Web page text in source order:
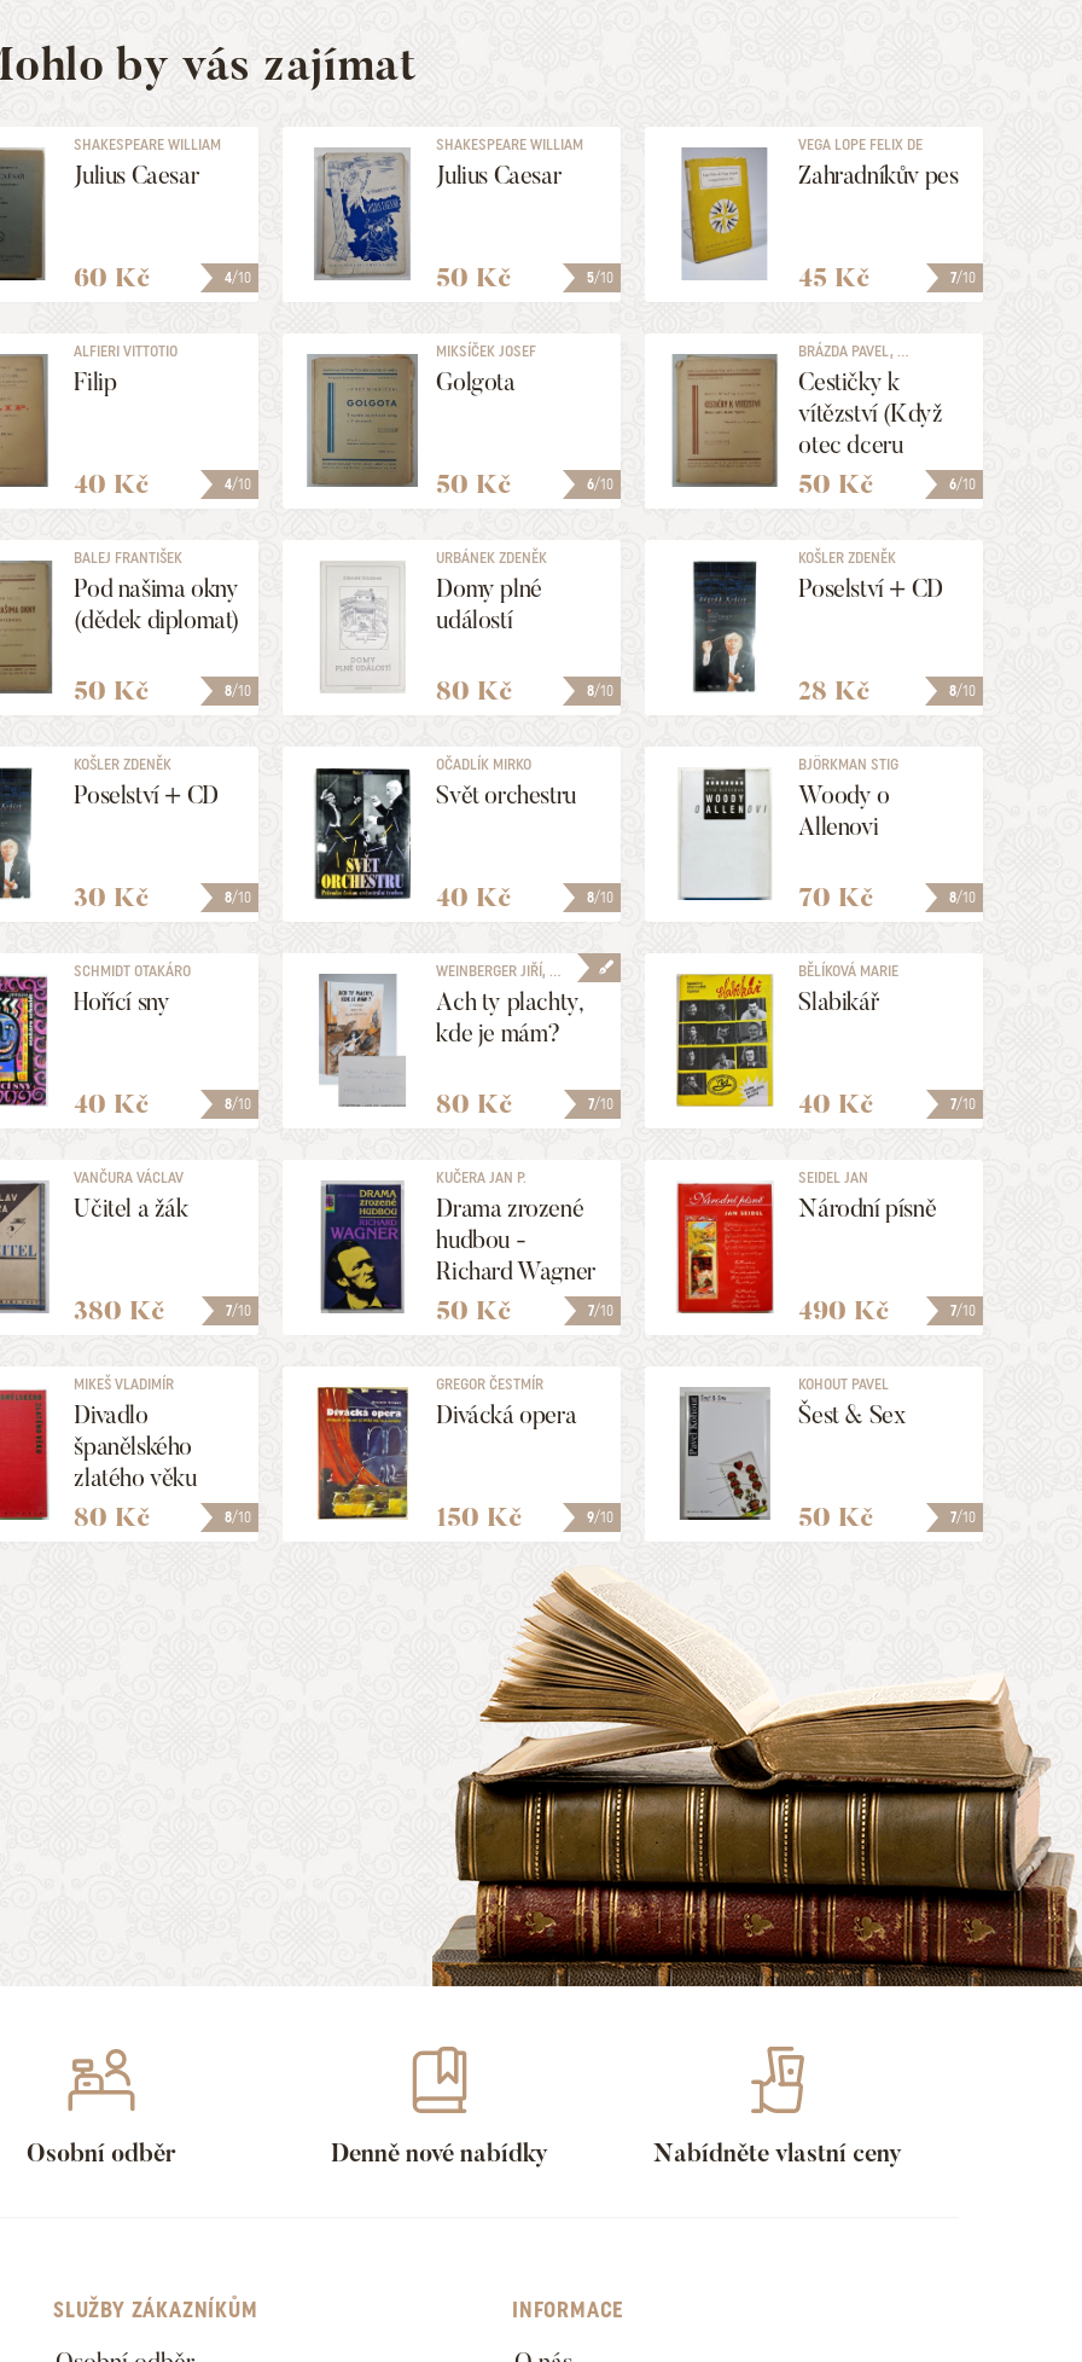
by vás zajímat
4/10
SHAKESPEARE WILLIAM
Julius Caesar
60 Kč 5/10
SHAKESPEARE WILLIAM
Julius Caesar
50 Kč 7/10
VEGA LOPE FELIX DE
Zahradníkův pes
45 Kč
4/10
ALFIERI VITTOTIO
Filip
40 Kč 6/10
MIKSÍČEK JOSEF
Golgota
50 Kč 6/10
BRÁZDA PAVEL, ...
Cestičky k
vítězství (Když
otec dceru
vdává)
50 Kč
8/10
BALEJ FRANTIŠEK
Pod našima okny
(dědek diplomat)
50 Kč 8/10
URBÁNEK ZDENĚK
Domy plné
událostí
80 Kč 8/10
KOŠLER ZDENĚK
Poselství + CD
28 Kč
8/10
KOŠLER ZDENĚK
Poselství + CD
30 Kč 8/10
OČADLÍK MIRKO
Svět orchestru
40 Kč 8/10
BJÖRKMAN STIG
Woody o
Allenovi
70 Kč
8/10
SCHMIDT OTAKÁRO
Hořící sny
40 Kč 7/10
WEINBERGER JIŘÍ, ...
Ach ty plachty,
kde je mám?
80 Kč 7/10
BĚLÍKOVÁ MARIE
Slabikář
40 Kč
7/10
VANČURA VÁCLAV
Učitel a žák
380 Kč 7/10
KUČERA JAN P.
Drama zrozené
hudbou -
Richard Wagner
50 Kč 7/10
SEIDEL JAN
Národní písně
490 Kč
8/10
MIKEŠ VLADIMÍR
Divadlo
španělského
zlatého věku
80 Kč 9/10
GREGOR ČESTMÍR
Divácká opera
150 Kč 7/10
KOHOUT PAVEL
Šest & Sex
50 Kč
Osobní odběr Denně nové nabídky Nabídněte vlastní ceny
SLUŽBY ZÁKAZNÍKŮM INFORMACE